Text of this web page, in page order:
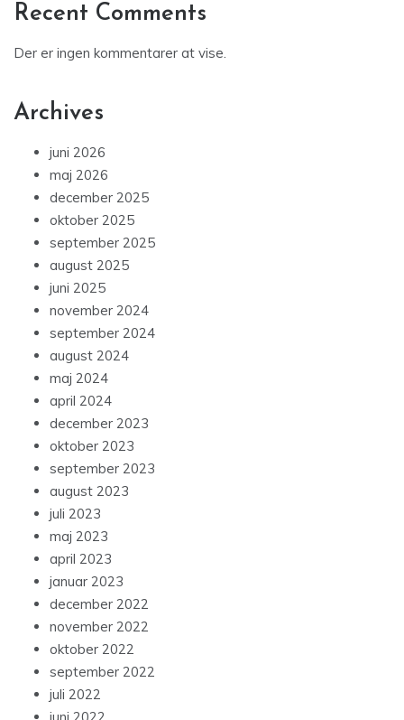
Recent Comments
Der er ingen kommentarer at vise.
Archives
juni 2026
maj 2026
december 2025
oktober 2025
september 2025
august 2025
juni 2025
november 2024
september 2024
august 2024
maj 2024
april 2024
december 2023
oktober 2023
september 2023
august 2023
juli 2023
maj 2023
april 2023
januar 2023
december 2022
november 2022
oktober 2022
september 2022
juli 2022